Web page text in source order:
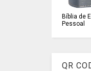
Bíblia de
Pessoal
QR